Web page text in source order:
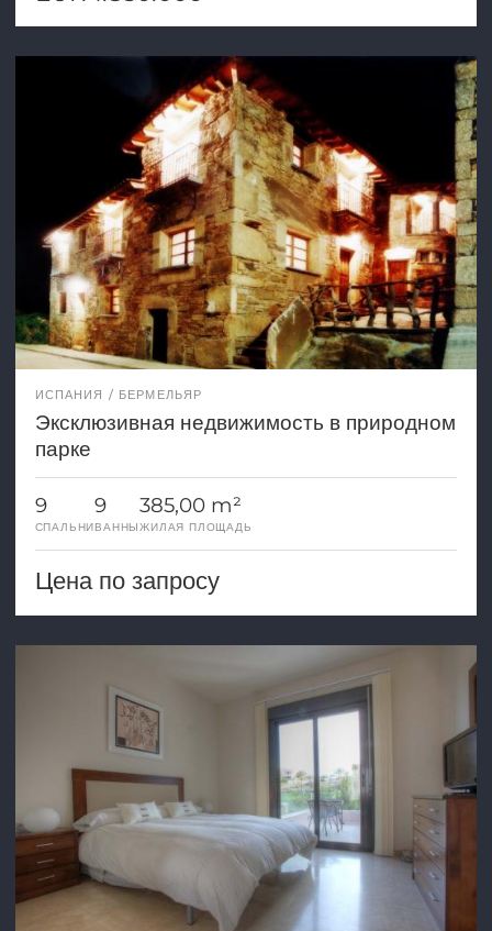
ИСПАНИЯ БЕРМЕЛЬЯР
Эксклюзивная недвижимость в природном
парке
9
СПАЛЬНИ
9
ВАННЫ
385,00 m²
ЖИЛАЯ ПЛОЩАДЬ
Цена по запросу